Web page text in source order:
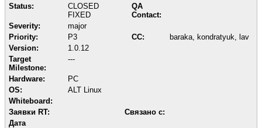
Status:
CLOSED
FIXED
QA
Contact:
Severity:
major
Priority:
P3 CC:
baraka, kondratyuk, lav
Version:
1.0.12
Target
Milestone:
---
Hardware:
PC
OS:
ALT Linux
Whiteboard:
Заявки RT:
Связано с:
Дата